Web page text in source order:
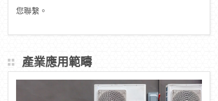
您聯繫。
產業應用範疇